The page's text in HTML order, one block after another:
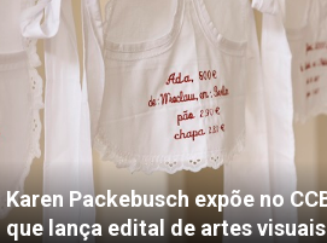
Karen Packebusch expõe no
que lança edital de artes visuais